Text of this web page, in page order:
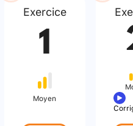
Exercice
1
Moyen